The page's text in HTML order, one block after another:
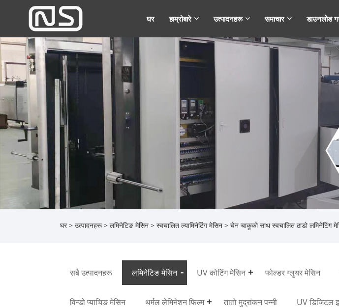
घर हाम्रोबारे उत्पादनहरू समाचार डाउनलोड
घर > उत्पादनहरू> लमिनेटिङ मेसिन > स्वचालित ल्यामिनेटिंग मेसिन > चेन चाकूको साथ स्वचालित ठाडो लमिनेटिंग
सबै उत्पादनहरू लमिनेटिङ मेसिन UV कोटिंग मेसिन फोल्डर ग्लुयर मेसिन
विन्डो प्याचिङ मेसिन थर्मल लेमिनेशन फिल्म तातो मुद्रांकन पन्नी UV डिजिटल